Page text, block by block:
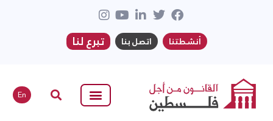
أنشطتنا اتصل بنا تبرع لنا
En